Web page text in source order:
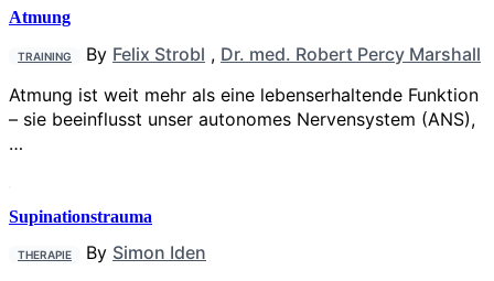
Atmung
TRAINING By Felix Strobl , Dr. med. Robert Percy Marshall
Atmung ist weit mehr als eine lebenserhaltende Funktion
– sie beeinflusst unser autonomes Nervensystem (ANS),
…
Supinationstrauma
THERAPIE By Simon Iden